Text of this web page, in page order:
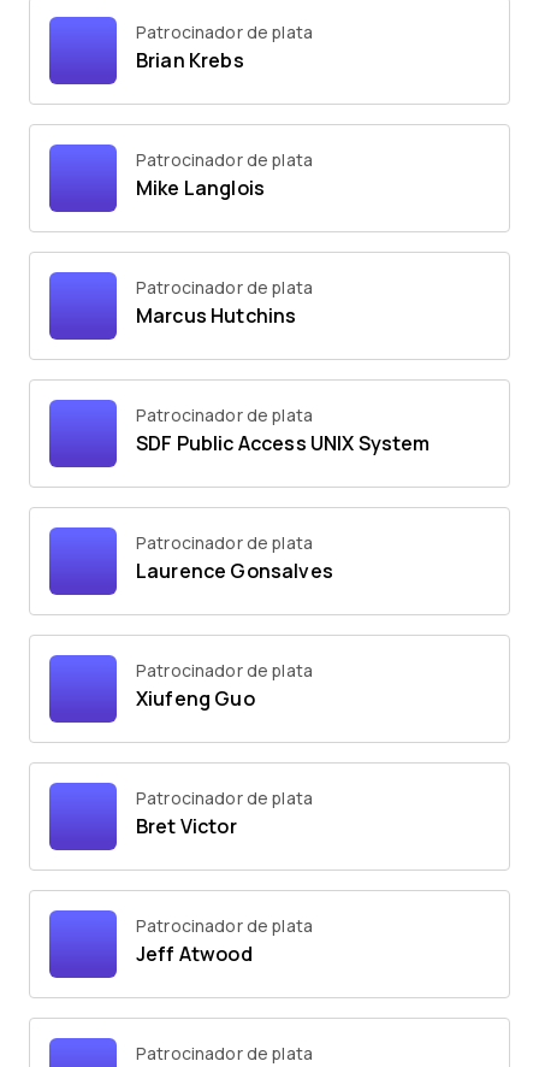
Patrocinador de plata
Brian Krebs
Patrocinador de plata
Mike Langlois
Patrocinador de plata
Marcus Hutchins
Patrocinador de plata
SDF Public Access UNIX System
Patrocinador de plata
Laurence Gonsalves
Patrocinador de plata
Xiufeng Guo
Patrocinador de plata
Bret Victor
Patrocinador de plata
Jeff Atwood
Patrocinador de plata